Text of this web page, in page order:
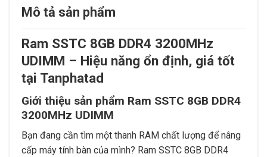
Mô tả sản phẩm
Ram SSTC 8GB DDR4 3200MHz
UDIMM – Hiệu năng ổn định, giá tốt
tại Tanphatad
Giới thiệu sản phẩm Ram SSTC 8GB DDR4
3200MHz UDIMM
Bạn đang cần tìm một thanh RAM chất lượng để nâng
cấp máy tính bàn của mình? Ram SSTC 8GB DDR4